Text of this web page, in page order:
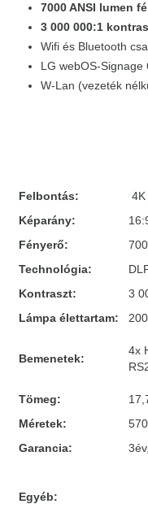
7000 ANSI lumen
3 000 000:1
Wifi és Bluetooth
LG webOS-Signage
W-Lan (vezeték
Felbontás:
Képarány:
Fényerő:
Technológia:
Kontraszt:
3
Lámpa élettartam:
Bemenetek:
4x
Tömeg:
Méretek:
Garancia:
Egyéb: